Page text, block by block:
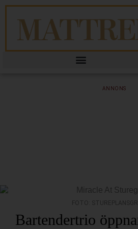
ANNONS
FOTO:
Bartendertrio